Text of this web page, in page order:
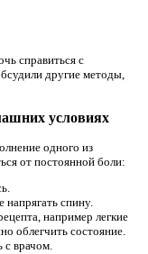
справиться с
другие методы,
условиях
одного из
от постоянной боли:
спину.
например легкие
облегчить состояние.
с врачом.